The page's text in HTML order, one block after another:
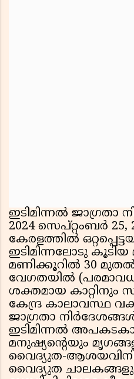
ഇടിമിന്നല്‍ ജാഗ്രതാ
2024 സെപ്റ്റംബര്‍ 25,
കേരളത്തില്‍
ഇടിമിന്നലോടു
മണിക്കൂറില്‍ 30 മുതല്‍
വേഗതയില്‍
ശക്തമായ കാറ്റിനും
കേന്ദ്ര കാലാവസ്ഥ
ജാഗ്രതാ
ഇടിമിന്നല്‍
മനുഷ്യന്റെയും
വൈദ്യുത-
വൈദ്യുത